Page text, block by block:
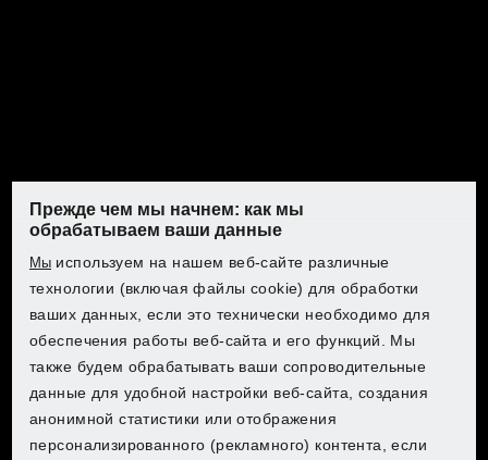
Откройте для себя PARKSIDE в
Откройте для себя PARKSIDE в
Lidl
Выберите свою страну для перехода в интернет-
Откройте для себя PARKSIDE в
Lidl
Выберите свою страну для перехода в интернет-
Откройте для себя PARKSIDE в
Lidl
Выберите свою страну для перехода в интернет-
Эти мощные машины приведут ваш газон в
идеальное состояние. Наши мощные газонокосилки
обеспечивают ровную стрижку. Эффективные
скарификаторы аэрируют газон и удаляют мох и
тростник. Здесь вы найдете все, что нужно для
здоровых зеленых насаждений. Превратите свой
газон в объект внимания!
Прежде чем мы начнем: как мы
обрабатываем ваши данные
Мы используем на нашем веб-сайте различные
технологии (включая файлы cookie) для обработки
ваших данных, если это технически необходимо для
обеспечения работы веб-сайта и его функций. Мы
также будем обрабатывать ваши сопроводительные
данные для удобной настройки веб-сайта, создания
анонимной статистики или отображения
персонализированного (рекламного) контента, если